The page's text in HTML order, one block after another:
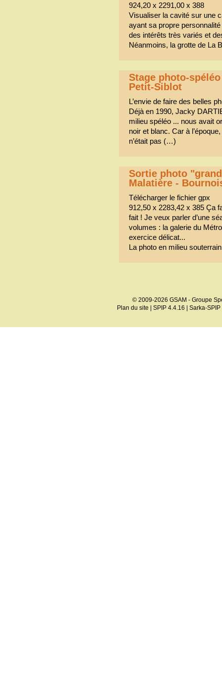
924,20 x 2291,00 x 388
Visualiser la cavité sur une
ayant sa propre
des intérêts très variés et
Néanmoins, la grotte de La
Stage photo-
Petit-Siblot
L’envie de faire des belles
Déjà en 1990, Jacky
milieu spéléo ... nous avait
noir et blanc. Car à
n’était pas (…)
Sortie photo
Malatière -
Télécharger le fichier gpx
912,50 x 2283,42 x 385 Ça
fait ! Je veux parler d’une
volumes : la galerie du
exercice délicat...
La photo en milieu
© 2009-2026 GSAM - Groupe
Plan du site | SPIP 4.4.16 | Sarka-SPIP